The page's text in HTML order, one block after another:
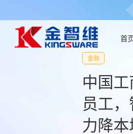
首
金融
中国
员工
力降本